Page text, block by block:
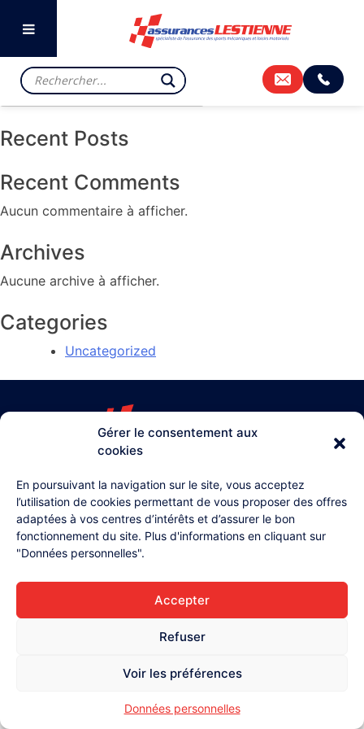
Gérer le consentement aux
cookies
En poursuivant la navigation sur le site, vous acceptez
l’utilisation de cookies permettant de vous proposer des offres
adaptées à vos centres d’intérêts et d’assurer le bon
fonctionnement du site. Plus d'informations en cliquant sur
"Données personnelles".
Accepter
Refuser
Voir les préférences
Données personnelles
Previous: BOURBONNAIS Next: BUGATTI LE MANS
Rechercher
Rechercher
Recent Posts
Recent Comments
Aucun commentaire à afficher.
Archives
Aucune archive à afficher.
Categories
Uncategorized
4, rue Henri Lollier
51370 Champigny
Accueil
Contact
Mentions légales
Données personnelles